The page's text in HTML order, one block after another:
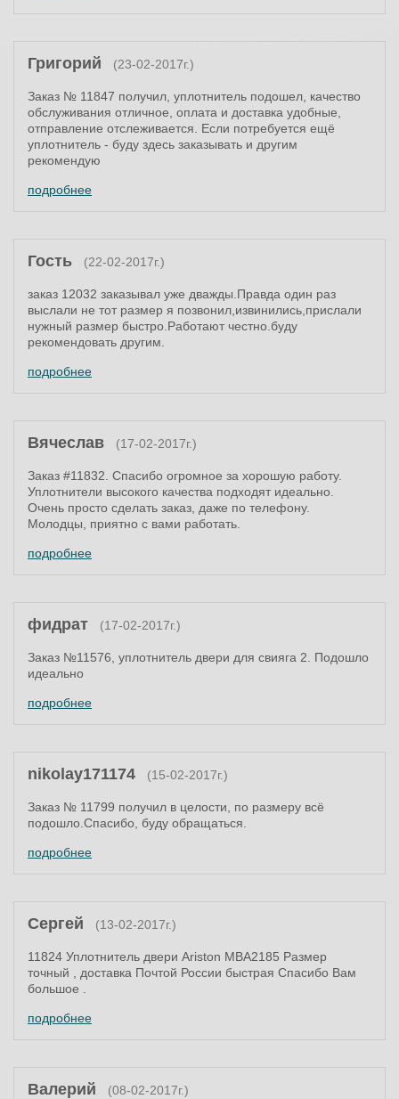
Григорий (23-02-2017г.)
Заказ № 11847 получил, уплотнитель подошел, качество
обслуживания отличное, оплата и доставка удобные,
отправление отслеживается. Если потребуется ещё
уплотнитель - буду здесь заказывать и другим
рекомендую
подробнее
Гость (22-02-2017г.)
заказ 12032 заказывал уже дважды.Правда один раз
выслали не тот размер я позвонил,извинились,прислали
нужный размер быстро.Работают честно.буду
рекомендовать другим.
подробнее
Вячеслав (17-02-2017г.)
Заказ #11832. Спасибо огромное за хорошую работу.
Уплотнители высокого качества подходят идеально.
Очень просто сделать заказ, даже по телефону.
Молодцы, приятно с вами работать.
подробнее
фидрат (17-02-2017г.)
Заказ №11576, уплотнитель двери для свияга 2. Подошло
идеально
подробнее
nikolay171174 (15-02-2017г.)
Заказ № 11799 получил в целости, по размеру всё
подошло.Спасибо, буду обращаться.
подробнее
Сергей (13-02-2017г.)
11824 Уплотнитель двери Ariston MBA2185 Размер
точный , доставка Почтой России быстрая Спасибо Вам
большое .
подробнее
Валерий (08-02-2017г.)